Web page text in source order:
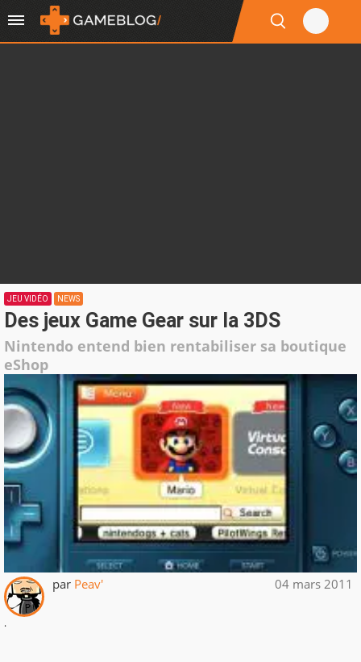
JEU VIDÉO NEWS
Des jeux Game Gear sur la 3DS
Nintendo entend bien rentabiliser sa boutique
eShop
par Peav' 04 mars 2011
.